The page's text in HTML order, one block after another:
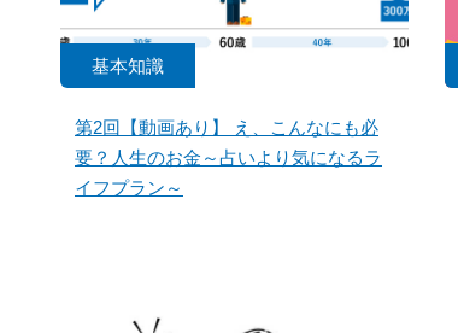
基本知識
第2回【動画あり】 え、こんなにも必
要？人生のお金～占いより気になるラ
イフプラン～